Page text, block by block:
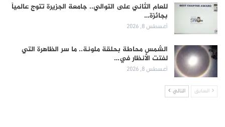
للعام الثاني على التوالي.. جامعة الجزيرة تتوج عالمياً
بجائزة…
أغسطس 8, 2026
الشمس محاطة بحلقة ملونة.. ما سر الظاهرة التي
لفتت الأنظار في…
أغسطس 8, 2026
السابق التالي